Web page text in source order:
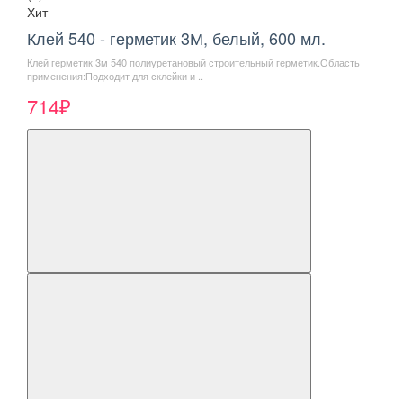
Хит
Клей 540 - герметик 3М, белый, 600 мл.
Клей герметик 3м 540 полиуретановый строительный герметик.Область
применения:Подходит для склейки и ..
714₽